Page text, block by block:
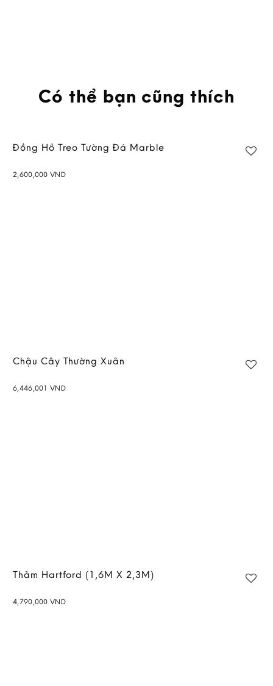
Có thể bạn cũng thích
Đồng Hồ Treo Tường Đá Marble
2,600,000 VND
Chậu Cây Thường Xuân
6,446,001 VND
Thảm Hartford (1,6M X 2,3M)
4,790,000 VND